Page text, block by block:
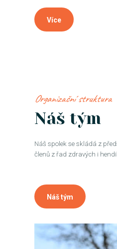
Více
Organizační struktura
Náš tým
Náš spolek se skládá z
členů z řad zdravých i
Náš tým